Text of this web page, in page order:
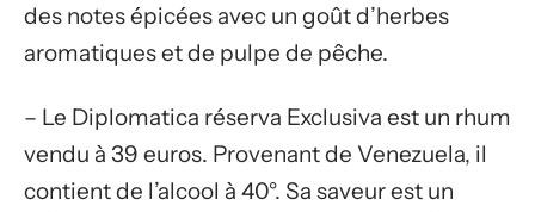
des notes épicées avec un goût d’herbes
aromatiques et de pulpe de pêche.
– Le Diplomatica réserva Exclusiva est un rhum
vendu à 39 euros. Provenant de Venezuela, il
contient de l’alcool à 40°. Sa saveur est un